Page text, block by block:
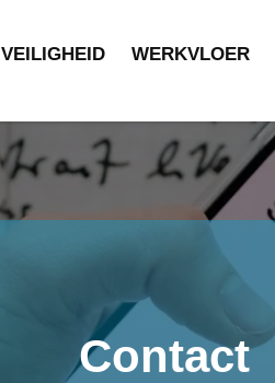
VEILIGHEID WERKVLOER
Contact